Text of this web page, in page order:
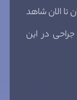
تا الان شاهد
در این